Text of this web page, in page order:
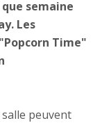
semaine
Les
Time"
peuvent